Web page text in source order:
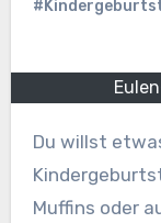
Du willst etwas einfaches für den nächsten
Muffins oder